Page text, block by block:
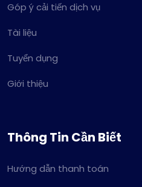
Góp ý cải tiến dịch vụ
Tài liệu
Tuyển dụng
Giới thiệu
Thông Tin Cần Biết
Hướng dẫn thanh toán